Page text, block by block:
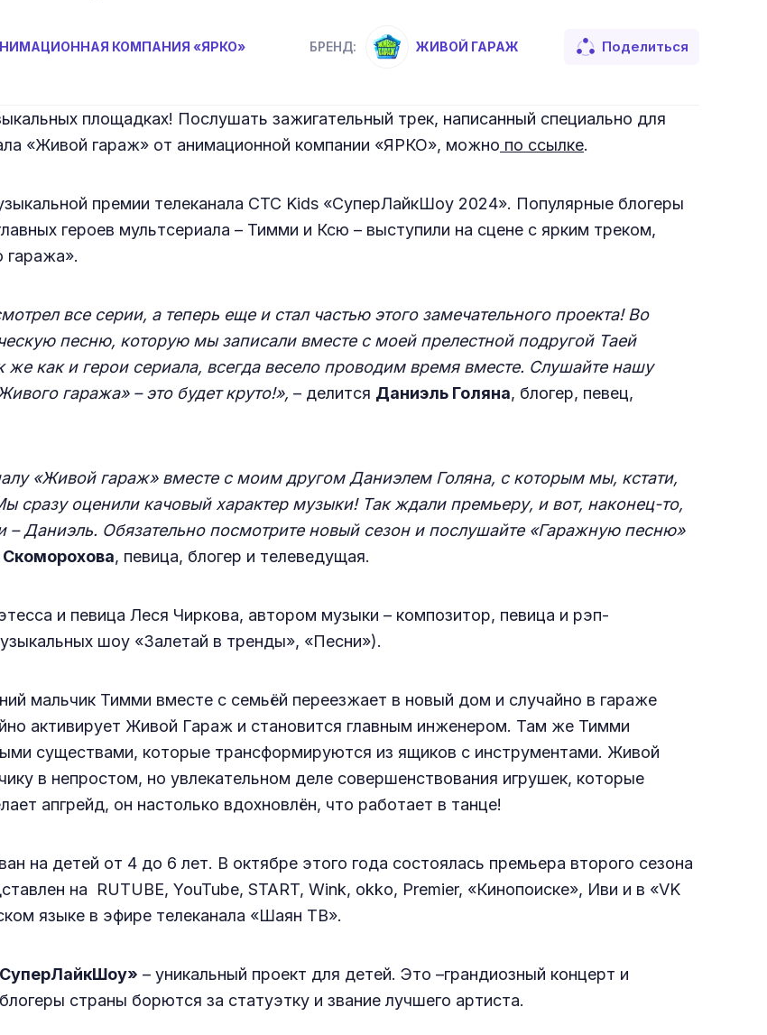
КОМПАНИЯ «ЯРКО» БРЕНД: ЖИВОЙ ГАРАЖ Поделиться
площадках! Послушать зажигательный трек, написанный специально для
«Живой гараж» от анимационной компании «ЯРКО», можно по ссылке.
премии телеканала СТС Kids «СуперЛайкШоу 2024». Популярные блогеры
героев мультсериала – Тимми и Ксю – выступили на сцене с ярким треком,
все серии, а теперь еще и стал частью этого замечательного проекта! Во
песню, которую мы записали вместе с моей прелестной подругой Таей
как и герои сериала, всегда весело проводим время вместе. Слушайте нашу
гаража» – это будет круто!», – делится Даниэль Голяна, блогер, певец,
«Живой гараж» вместе с моим другом Даниэлем Голяна, с которым мы, кстати,
сразу оценили качовый характер музыки! Так ждали премьеру, и вот, наконец-то,
– Даниэль. Обязательно посмотрите новый сезон и послушайте «Гаражную песню»
Скоморохова, певица, блогер и телеведущая.
и певица Леся Чиркова, автором музыки – композитор, певица и рэп-
шоу «Залетай в тренды», «Песни»).
мальчик Тимми вместе с семьёй переезжает в новый дом и случайно в гараже
активирует Живой Гараж и становится главным инженером. Там же Тимми
существами, которые трансформируются из ящиков с инструментами. Живой
в непростом, но увлекательном деле совершенствования игрушек, которые
апгрейд, он настолько вдохновлён, что работает в танце!
на детей от 4 до 6 лет. В октябре этого года состоялась премьера второго сезона
на RUTUBE, YouTube, START, Wink, okko, Premier, «Кинопоиске», Иви и в «VK
языке в эфире телеканала «Шаян ТВ».
– уникальный проект для детей. Это –грандиозный концерт и
страны борются за статуэтку и звание лучшего артиста.